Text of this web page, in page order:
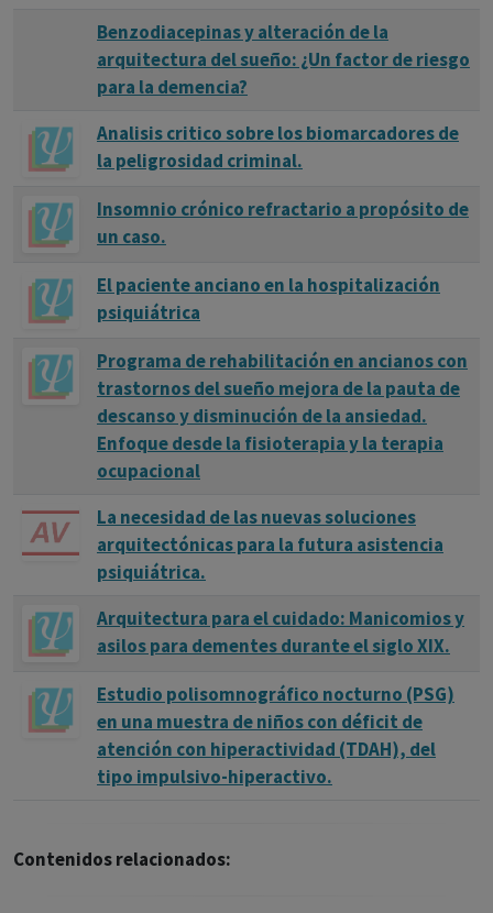
Benzodiacepinas y alteración de la
arquitectura del sueño: ¿Un factor de riesgo
para la demencia?
Analisis critico sobre los biomarcadores de
la peligrosidad criminal.
Insomnio crónico refractario a propósito de
un caso.
El paciente anciano en la hospitalización
psiquiátrica
Programa de rehabilitación en ancianos con
trastornos del sueño mejora de la pauta de
descanso y disminución de la ansiedad.
Enfoque desde la fisioterapia y la terapia
ocupacional
La necesidad de las nuevas soluciones
arquitectónicas para la futura asistencia
psiquiátrica.
Arquitectura para el cuidado: Manicomios y
asilos para dementes durante el siglo XIX.
Estudio polisomnográfico nocturno (PSG)
en una muestra de niños con déficit de
atención con hiperactividad (TDAH), del
tipo impulsivo-hiperactivo.
Contenidos relacionados: